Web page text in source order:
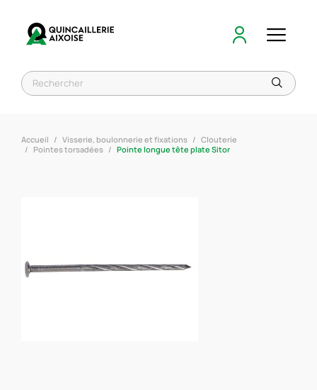
Accueil Visserie, boulonnerie et fixations
Clouterie
Pointes torsadées
Pointe longue tête plate Sitor